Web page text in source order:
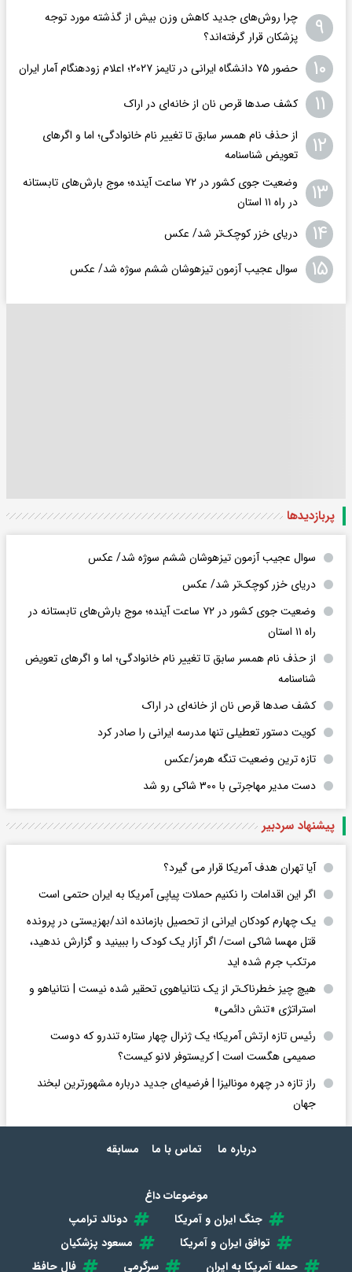
۹
چرا روش‌های جدید کاهش وزن بیش از گذشته مورد توجه
پزشکان قرار گرفته‌اند؟
۱۰ حضور ۷۵ دانشگاه ایرانی در تایمز ۲۰۲۷؛ اعلام زودهنگام آمار ایران
۱۱ کشف صدها قرص نان از خانه‌ای در اراک
۱۲
از حذف نام همسر سابق تا تغییر نام خانوادگی؛ اما و اگرهای
تعویض شناسنامه
۱۳
وضعیت جوی کشور در ۷۲ ساعت آینده؛ موج بارش‌های تابستانه
در راه ۱۱ استان
۱۴ دریای خزر کوچک‌تر شد/ عکس
۱۵ سوال عجیب آزمون تیزهوشان ششم سوژه شد/ عکس
پربازدید‌ها
سوال عجیب آزمون تیزهوشان ششم سوژه شد/ عکس
دریای خزر کوچک‌تر شد/ عکس
وضعیت جوی کشور در ۷۲ ساعت آینده؛ موج بارش‌های تابستانه در
راه ۱۱ استان
از حذف نام همسر سابق تا تغییر نام خانوادگی؛ اما و اگرهای تعویض
شناسنامه
کشف صدها قرص نان از خانه‌ای در اراک
کویت دستور تعطیلی تنها مدرسه ایرانی را صادر کرد
تازه ترین وضعیت تنگه هرمز/عکس
دست مدیر مهاجرتی با ۳۰۰ شاکی رو شد
پیشنهاد سردبیر
آیا تهران هدف آمریکا قرار می گیرد؟
اگر این اقدامات را نکنیم حملات پیاپی آمریکا به ایران حتمی است
یک چهارم کودکان ایرانی از تحصیل بازمانده اند/بهزیستی در پرونده
قتل مهسا شاکی است/ اگر آزار یک کودک را ببینید و گزارش ندهید،
مرتکب جرم شده اید
هیچ چیز خطرناک‌تر از یک نتانیاهوی تحقیر شده نیست | نتانیاهو و
استراتژی «تنش دائمی»
رئیس تازه ارتش آمریکا؛ یک ژنرال چهار ستاره تندرو که دوست
صمیمی هگست است | کریستوفر لانو کیست؟
راز تازه در چهره مونالیزا | فرضیه‌ای جدید درباره مشهورترین لبخند
جهان
درباره ما تماس با ما مسابقه
موضوعات داغ
جنگ ایران و آمریکا
دونالد ترامپ
توافق ایران و آمریکا
مسعود پزشکیان
حمله آمریکا به ایران
سرگرمی فال حافظ